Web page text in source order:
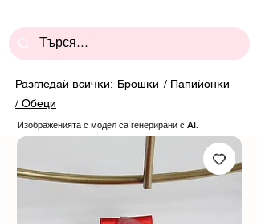
Разгледай всички: Брошки / Папийонки
/ Обеци
Изображенията с модел са генерирани с AI.